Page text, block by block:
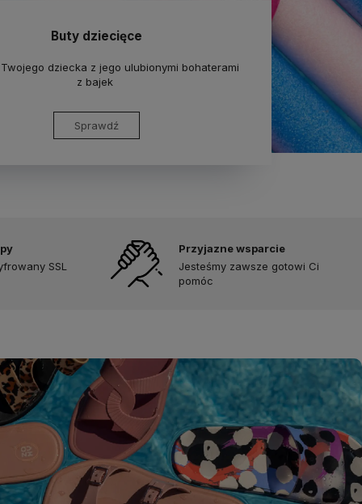
Buty dziecięce
dziecka z jego ulubionymi bohaterami
z bajek
Sprawdź
SSL
Przyjazne wsparcie
Jesteśmy zawsze gotowi Ci
pomóc